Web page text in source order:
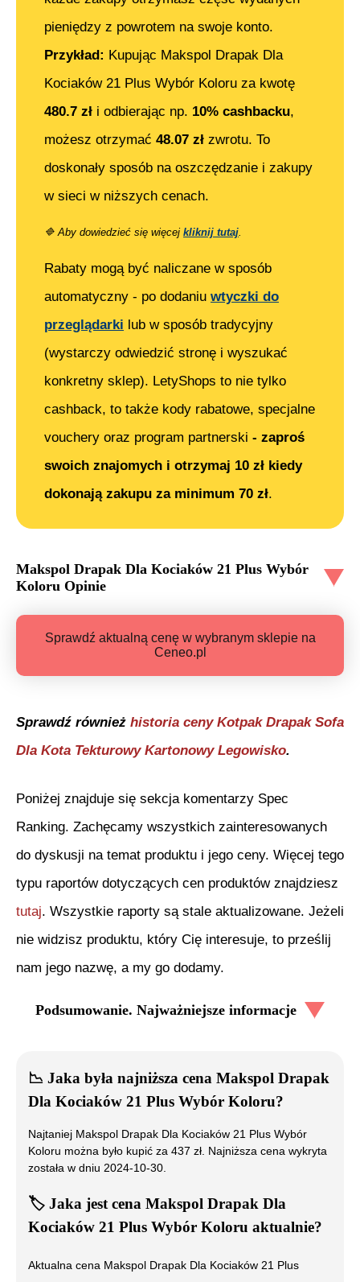
pieniędzy z powrotem na swoje konto.
Przykład: Kupując Makspol Drapak Dla
Kociaków 21 Plus Wybór Koloru za kwotę
480.7 zł i odbierając np. 10% cashbacku,
możesz otrzymać 48.07 zł zwrotu. To
doskonały sposób na oszczędzanie i zakupy
w sieci w niższych cenach.
🔷 Aby dowiedzieć się więcej kliknij tutaj
Rabaty mogą być naliczane w sposób
automatyczny - po dodaniu wtyczki do
przeglądarki lub w sposób tradycyjny
(wystarczy odwiedzić stronę i wyszukać
konkretny sklep). LetyShops to nie tylko
cashback, to także kody rabatowe, specjalne
vouchery oraz program partnerski - zaproś
swoich znajomych i otrzymaj 10 zł kiedy
dokonają zakupu za minimum 70 zł.
Makspol Drapak Dla Kociaków 21 Plus Wybór
Koloru Opinie
Sprawdź aktualną cenę w wybranym sklepie na
Ceneo.pl
Sprawdź również historia ceny Kotpak Drapak Sofa
Dla Kota Tekturowy Kartonowy Legowisko.
Poniżej znajduje się sekcja komentarzy Spec
Ranking. Zachęcamy wszystkich zainteresowanych
do dyskusji na temat produktu i jego ceny. Więcej tego
typu raportów dotyczących cen produktów znajdziesz
tutaj. Wszystkie raporty są stale aktualizowane. Jeżeli
nie widzisz produktu, który Cię interesuje, to prześlij
nam jego nazwę, a my go dodamy.
Podsumowanie. Najważniejsze informacje
📉 Jaka była najniższa cena Makspol Drapak
Dla Kociaków 21 Plus Wybór Koloru?
Najtaniej Makspol Drapak Dla Kociaków 21 Plus Wybór
Koloru można było kupić za 437 zł. Najniższa cena wykryta
została w dniu 2024-10-30
🏷️ Jaka jest cena Makspol Drapak Dla
Kociaków 21 Plus Wybór Koloru aktualnie?
Aktualna cena Makspol Drapak Dla Kociaków 21 Plus